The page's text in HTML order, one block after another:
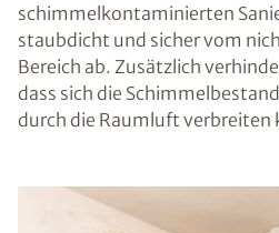
schimmelkontaminierten
staubdicht und sicher vom
Bereich ab. Zusätzlich
dass sich die
durch die Raumluft verbreiten